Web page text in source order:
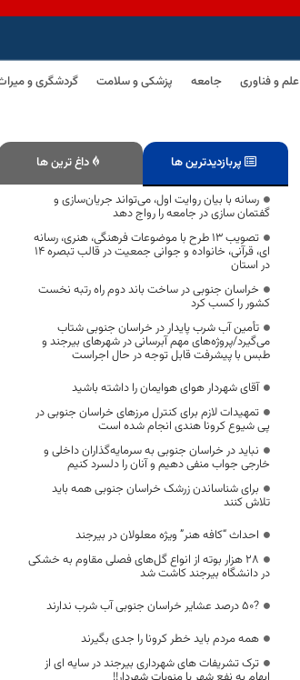
علم و فناوری جامعه پزشکی و سلامت گردشگری و
پربازدیدترین ها داغ ترین ها
رسانه با بیان روایت اول، می‌تواند جریان‌سازی و
گفتمان سازی در جامعه را رواج دهد
تصویب 13 طرح با موضوعات فرهنگی، هنری، رسانه
ای، قرآنی، خانواده و جوانی جمعیت در قالب تبصره 14
در استان
خراسان جنوبی در ساخت باند دوم راه رتبه نخست
کشور را کسب کرد
تأمین آب شرب پایدار در خراسان جنوبی شتاب
می‌گیرد/پروژه‌های مهم آبرسانی در شهرهای بیرجند و
طبس با پیشرفت قابل توجه در حال اجراست
آقای شهردار هوای هوایمان را داشته باشید
تمهیدات لازم برای کنترل مرزهای خراسان جنوبی در
پی شیوع کرونا هندی انجام شده است
نباید در خراسان جنوبی به سرمایه‌گذاران داخلی و
خارجی جواب منفی دهیم و آنان را دلسرد کنیم
برای شناساندن زرشک خراسان جنوبی همه باید
تلاش کنند
احداث “کافه هنر” ویژه معلولان در بیرجند
28 هزار بوته از انواع گل‌های فصلی مقاوم به خشکی
در دانشگاه بیرجند کاشت شد
?۵۰ درصد عشایر خراسان جنوبی آب شرب ندارند
همه مردم باید خطر کرونا را جدی بگیرند
ترک تشریفات های شهرداری بیرجند در سایه ای از